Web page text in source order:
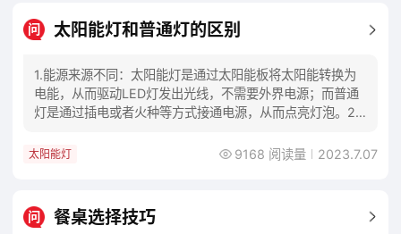
问 太阳能灯和普通灯的区别
1.能源来源不同：太阳能灯是通过太阳能板将太阳能转换为
电能，从而驱动LED灯发出光线，不需要外界电源；而普通
灯是通过插电或者火种等方式接通电源，从而点亮灯泡。2.
太阳能灯 9168 阅读量 2023.7.07
问 餐桌选择技巧